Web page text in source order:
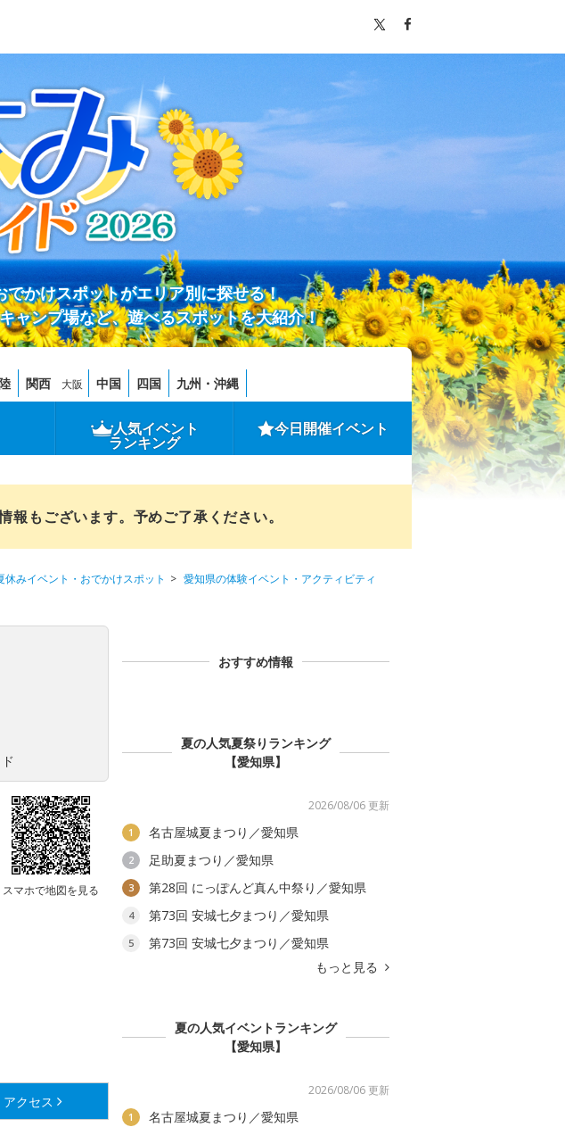
かけスポットがエリア別に探せる！
ャンプ場など、遊べるスポットを大紹介！
関西 大阪 中国 四国 九州・沖縄
人気イベント
ランキング
今日開催イベント
もございます。予めご了承ください。
休みイベント・おでかけスポット
愛知県の体験イベント・アクティビティ
スマホで地図を見る
クセス
おすすめ情報
夏の人気夏祭りランキング
【愛知県】
2026/08/06 更新
1 名古屋城夏まつり／愛知県
2 足助夏まつり／愛知県
3 第28回 にっぽんど真ん中祭り／愛知県
4 第73回 安城七夕まつり／愛知県
5
第73回 安城七夕まつり／愛知県
もっと見る
夏の人気イベントランキング
【愛知県】
2026/08/06 更新
1 名古屋城夏まつり／愛知県